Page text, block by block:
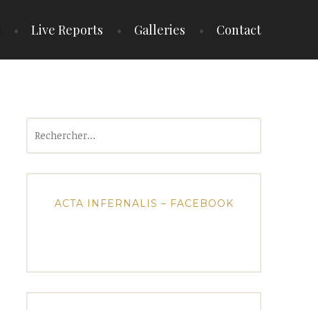
Live Reports Galleries Contact
ACTA INFERNALIS – FACEBOOK